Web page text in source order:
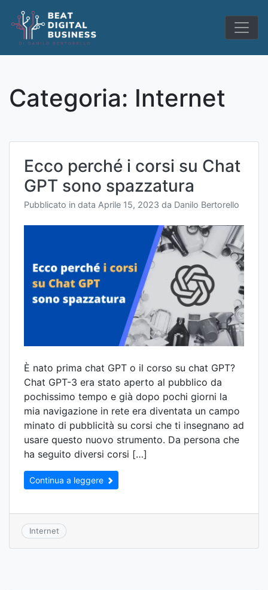
Categoria: Internet
Ecco perché i corsi su Chat
GPT sono spazzatura
Pubblicato in data Aprile 15, 2023 da Danilo Bertorello
È nato prima chat GPT o il corso su chat GPT?
Chat GPT-3 era stato aperto al pubblico da
pochissimo tempo e già dopo pochi giorni la
mia navigazione in rete era diventata un campo
minato di pubblicità su corsi che ti insegnano ad
usare questo nuovo strumento. Da persona che
ha seguito diversi corsi […]
Continua a leggere
Internet